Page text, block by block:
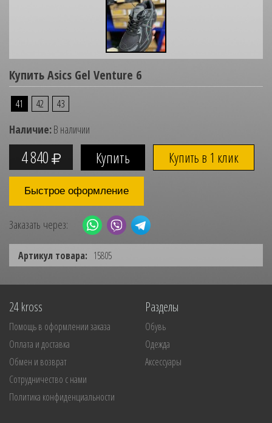
Купить Asics Gel Venture 6
41 42 43
Наличие:В наличии
4 840 Купить в 1 клик
Быстрое оформление
Заказать через:
Артикул товара: 15805
24 kross
Помощь в оформлении заказа
Оплата и доставка
Обмен и возврат
Сотрудничество с нами
Политика конфиденциальности
Разделы
Обувь
Одежда
Аксессуары